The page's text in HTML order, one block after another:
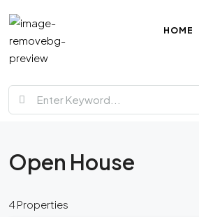
HOME
Open House
4 Properties